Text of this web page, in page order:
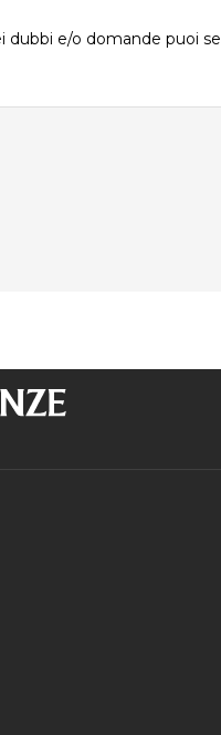
dubbi e/o domande puoi